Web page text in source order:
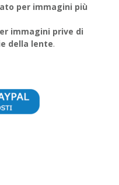
per immagini più
immagini prive di
della lente.